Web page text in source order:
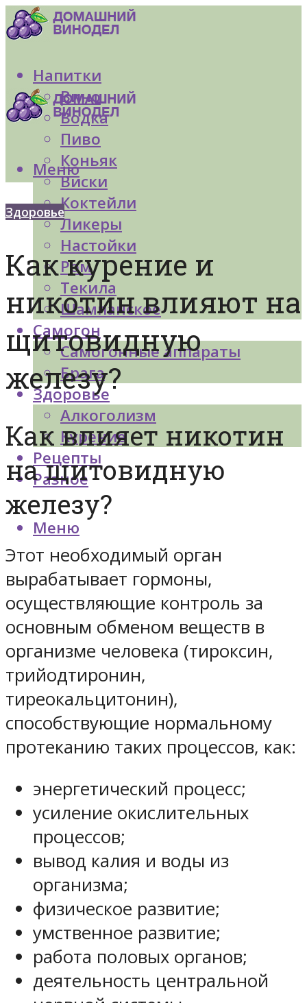
Напитки
Вино
Водка
Пиво
Коньяк
Виски
Коктейли
Ликеры
Настойки
Ром
Текила
Шампанское
Самогон
Самогонные аппараты
Брага
Здоровье
Алкоголизм
Курение
Рецепты
Разное
Меню
Меню
Здоровье
Как курение и
никотин влияют на
щитовидную
железу?
Как влияет никотин
на щитовидную
железу?
Этот необходимый орган
вырабатывает гормоны,
осуществляющие контроль за
основным обменом веществ в
организме человека (тироксин,
трийодтиронин,
тиреокальцитонин),
способствующие нормальному
протеканию таких процессов, как:
энергетический процесс;
усиление окислительных
процессов;
вывод калия и воды из
организма;
физическое развитие;
умственное развитие;
работа половых органов;
деятельность центральной